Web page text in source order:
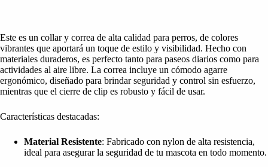
Este es un collar y correa de alta calidad para perros, de colores
vibrantes que aportará un toque de estilo y visibilidad. Hecho con
materiales duraderos, es perfecto tanto para paseos diarios como para
actividades al aire libre. La correa incluye un cómodo agarre
ergonómico, diseñado para brindar seguridad y control sin esfuerzo,
mientras que el cierre de clip es robusto y fácil de usar.
Características destacadas:
Material Resistente: Fabricado con nylon de alta resistencia,
ideal para asegurar la seguridad de tu mascota en todo momento.